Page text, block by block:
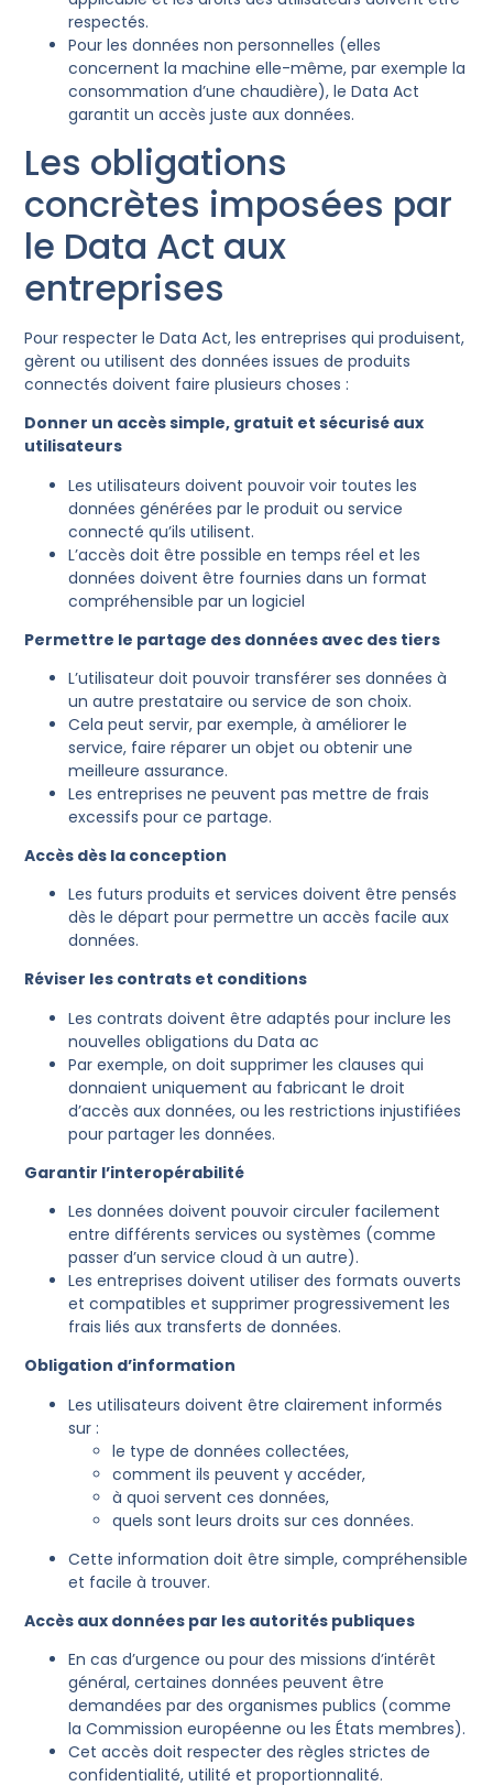
respectés.
Pour les données non personnelles (elles
concernent la machine elle-même, par exemple la
consommation d’une chaudière), le Data Act
garantit un accès juste aux données.
Les obligations
concrètes imposées par
le Data Act aux
entreprises
Pour respecter le Data Act, les entreprises qui produisent,
gèrent ou utilisent des données issues de produits
connectés doivent faire plusieurs choses :
Donner un accès simple, gratuit et sécurisé aux
utilisateurs
Les utilisateurs doivent pouvoir voir toutes les
données générées par le produit ou service
connecté qu’ils utilisent.
L’accès doit être possible en temps réel et les
données doivent être fournies dans un format
compréhensible par un logiciel
Permettre le partage des données avec des tiers
L’utilisateur doit pouvoir transférer ses données à
un autre prestataire ou service de son choix.
Cela peut servir, par exemple, à améliorer le
service, faire réparer un objet ou obtenir une
meilleure assurance.
Les entreprises ne peuvent pas mettre de frais
excessifs pour ce partage.
Accès dès la conception
Les futurs produits et services doivent être pensés
dès le départ pour permettre un accès facile aux
données.
Réviser les contrats et conditions
Les contrats doivent être adaptés pour inclure les
nouvelles obligations du Data ac
Par exemple, on doit supprimer les clauses qui
donnaient uniquement au fabricant le droit
d’accès aux données, ou les restrictions injustifiées
pour partager les données.
Garantir l’interopérabilité
Les données doivent pouvoir circuler facilement
entre différents services ou systèmes (comme
passer d’un service cloud à un autre).
Les entreprises doivent utiliser des formats ouverts
et compatibles et supprimer progressivement les
frais liés aux transferts de données.
Obligation d’information
Les utilisateurs doivent être clairement informés
sur :
le type de données collectées,
comment ils peuvent y accéder,
à quoi servent ces données,
quels sont leurs droits sur ces données.
Cette information doit être simple, compréhensible
et facile à trouver.
Accès aux données par les autorités publiques
En cas d’urgence ou pour des missions d’intérêt
général, certaines données peuvent être
demandées par des organismes publics (comme
la Commission européenne ou les États membres).
Cet accès doit respecter des règles strictes de
confidentialité, utilité et proportionnalité.